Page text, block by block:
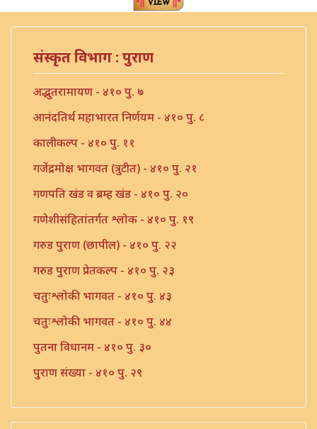
संस्कृत विभाग : पुराण
अद्भुतरामायण - ४१० पु. ७
आनंदतिर्थ महाभारत निर्णयम - ४१० पु. ८
कालीकल्प - ४१० पु. ११
गजेंद्रमोक्ष भागवत (त्रुटीत) - ४१० पु. २१
गणपति खंड व ब्रम्ह खंड - ४१० पु. २०
गणेशीसंहितांतर्गत श्लोक - ४१० पु. १९
गरुड पुराण (छापील) - ४१० पु. २२
गरुड पुराण प्रेतकल्प - ४१० पु. २३
चतुःश्लोकी भागवत - ४१० पु. ४३
चतुःश्लोकी भागवत - ४१० पु. ४४
पुतना विधानम - ४१० पु. ३०
पुराण संख्या - ४१० पु. २९
ब्रम्होत्तर खंड - ४१० पु. ३७